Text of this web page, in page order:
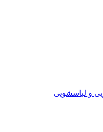
و لباسشویی